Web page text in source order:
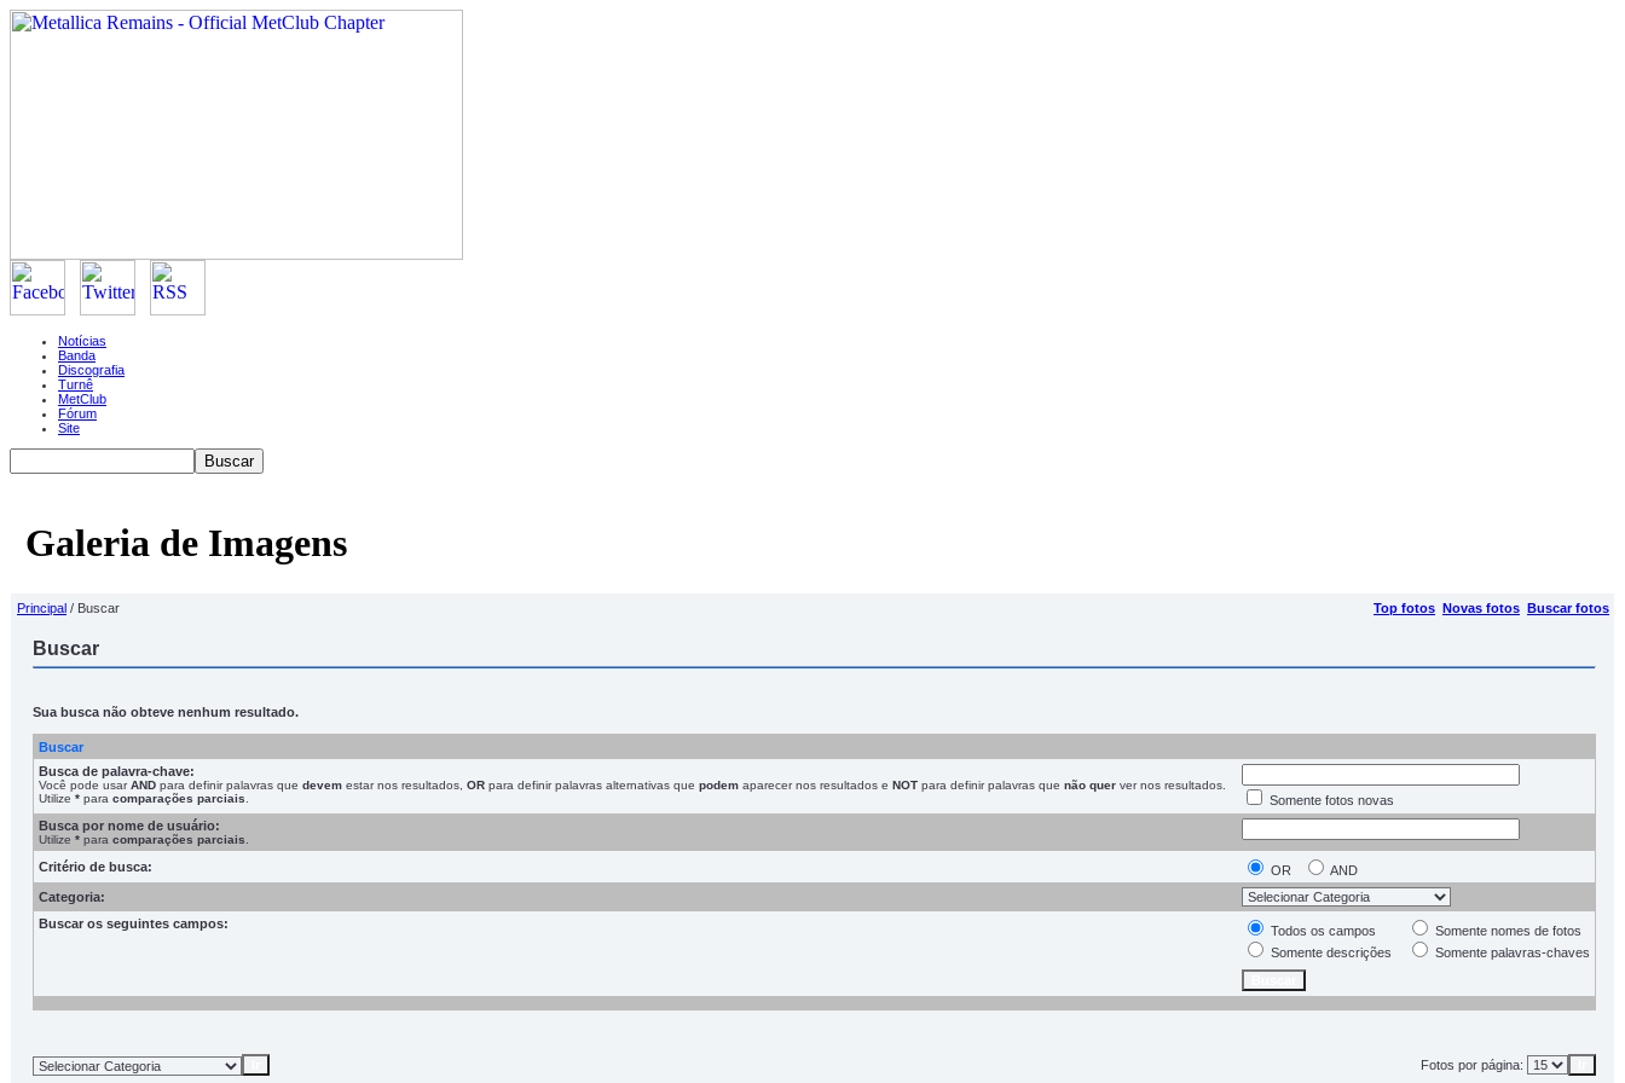
Notícias
Banda
Discografia
Turnê
MetClub
Fórum
Site
Galeria de Imagens
Principal / Buscar Top fotos Novas fotos Buscar fotos
Buscar
Sua busca não obteve nenhum resultado.
Buscar
Busca de palavra-chave:
Você pode usarAND para definir palavras que devem estar nos resultados, OR para definir palavras alternativas que podem aparecer nos resultados e NOT para definir palavras que não quer ver nos resultados.
Utilize * para comparações parciais
Somente fotos novas
Busca por nome de usuário:
Utilize * para comparações parciais
Critério de busca: OR
AND
Categoria:
Buscar os seguintes campos:
Todos os campos
Somente nomes de fotos
Somente descrições
Somente palavras-chaves
Fotos por página: